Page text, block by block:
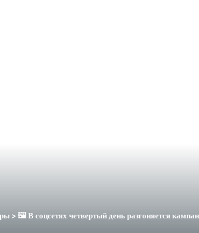
>🖼 В соцсетях четвертый день разгоняется